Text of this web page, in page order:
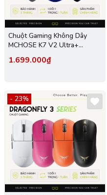
Chuột Gaming Không Dây
MCHOSE K7 V2 Ultra+
PAW3955 TI 8K | Siêu Nhẹ
59g | Dock Sạc RGB RGB
1.699.000₫
- 23%